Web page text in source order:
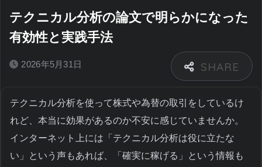
テクニカル分析の論文で明らかになった
有効性と実践手法
2026年5月31日
テクニカル分析を使って株式や為替の取引をしているけ
れど、本当に効果があるのか不安に感じていませんか。
インターネット上には「テクニカル分析は役に立たな
い」という声もあれば、「確実に稼げる」という情報も